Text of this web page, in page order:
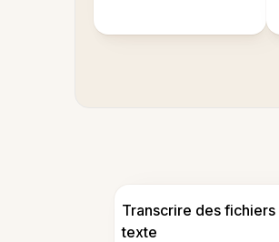
Transcrire des fichiers
texte